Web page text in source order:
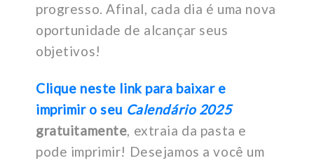
progresso. Afinal, cada dia é uma nova
oportunidade de alcançar seus
objetivos!
Clique neste link para baixar e
imprimir o seu Calendário 2025
gratuitamente, extraia da pasta e
pode imprimir! Desejamos a você um